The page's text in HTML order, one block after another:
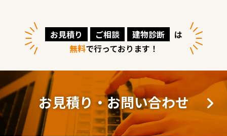
お見積り ご相談 建物診断
は
無料で行っております！
お見積り・お問い合わせ